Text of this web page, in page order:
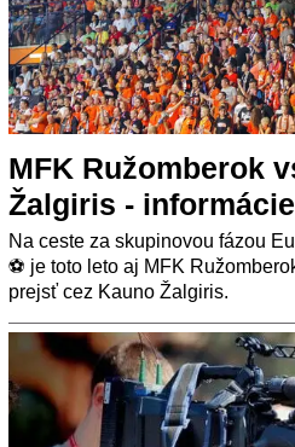
MFK Ružomberok
Žalgiris -
Na ceste za skupinovou fázou
⚽ je toto leto aj MFK
prejsť cez Kauno Žalgiris.